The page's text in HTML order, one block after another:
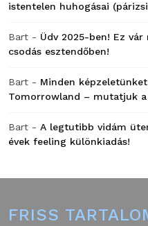
istentelen huhogásai
Bart - Üdv 2025-ben! Ez
csodás esztendőben!
Bart - Minden
Tomorrowland – mutatjuk
Bart - A legtutibb vidám
évek feeling különkiadás!
FRISS